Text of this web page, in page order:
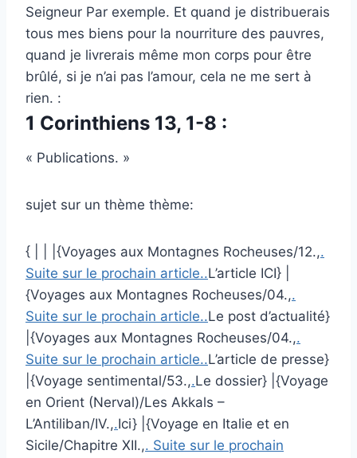
Seigneur Par exemple. Et quand je distribuerais
tous mes biens pour la nourriture des pauvres,
quand je livrerais même mon corps pour être
brûlé, si je n’ai pas l’amour, cela ne me sert à
rien. :
1 Corinthiens 13, 1-8 :
« Publications. »
sujet sur un thème thème:
{ | | |{Voyages aux Montagnes Rocheuses/12.,.
Suite sur le prochain article..L’article ICI} |
{Voyages aux Montagnes Rocheuses/04.,.
Suite sur le prochain article..Le post d’actualité}
|{Voyages aux Montagnes Rocheuses/04.,.
Suite sur le prochain article..L’article de presse}
|{Voyage sentimental/53.,.Le dossier} |{Voyage
en Orient (Nerval)/Les Akkals –
L’Antiliban/IV.,.Ici} |{Voyage en Italie et en
Sicile/Chapitre XII.,. Suite sur le prochain